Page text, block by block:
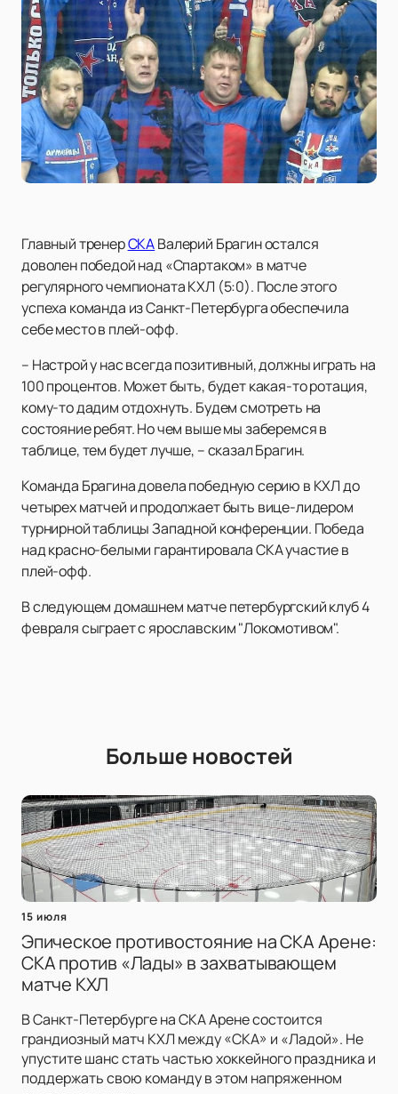
Главный тренерСКАВалерий Брагин остался
доволен победой над «Спартаком» в матче
регулярного чемпионата КХЛ (5:0). После этого
успеха команда из Санкт-Петербурга обеспечила
себе место в плей-офф.
– Настрой у нас всегда позитивный, должны играть на
100 процентов. Может быть, будет какая-то ротация,
кому-то дадим отдохнуть. Будем смотреть на
состояние ребят. Но чем выше мы заберемся в
таблице, тем будет лучше, – сказал Брагин.
Команда Брагина довела победную серию в КХЛ до
четырех матчей и продолжает быть вице-лидером
турнирной таблицы Западной конференции. Победа
над красно-белыми гарантировала СКА участие в
плей-офф.
В следующем домашнем матче петербургский клуб 4
февраля сыграет с ярославским "Локомотивом".
Больше новостей
15 июля
Эпическое противостояние на СКА Арене:
СКА против «Лады» в захватывающем
матче КХЛ
В Санкт-Петербурге на СКА Арене состоится
грандиозный матч КХЛ между «СКА» и «Ладой». Не
упустите шанс стать частью хоккейного праздника и
поддержать свою команду в этом напряженном